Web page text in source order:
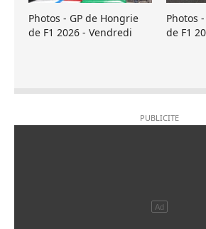
Photos - GP de Hongrie
de F1 2026 - Vendredi
Photos
de F1